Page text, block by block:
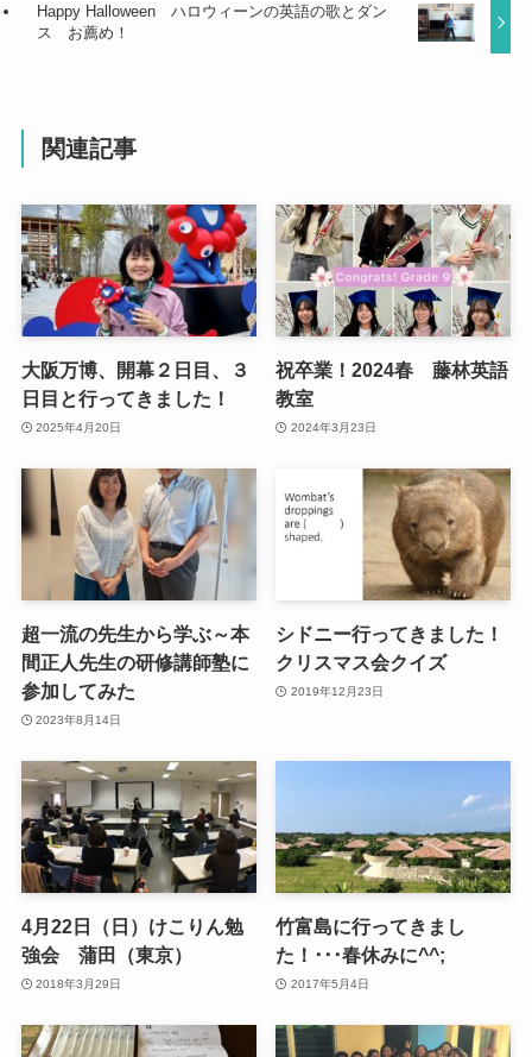
Happy Halloween ハロウィーンの英語の歌とダン
ス お薦め！
関連記事
大阪万博、開幕２日目、３
日目と行ってきました！
2025年4月20日
祝卒業！2024春 藤林英語
教室
2024年3月23日
超一流の先生から学ぶ～本
間正人先生の研修講師塾に
参加してみた
2023年8月14日
シドニー行ってきました！
クリスマス会クイズ
2019年12月23日
4月22日（日）けこりん勉
強会 蒲田（東京）
2018年3月29日
竹富島に行ってきまし
た！･･･春休みに^^;
2017年5月4日